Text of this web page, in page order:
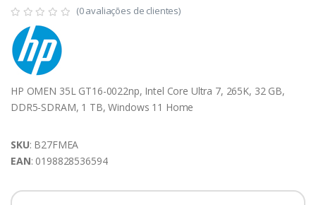
(0 avaliações de clientes)
HP OMEN 35L GT16-0022np, Intel Core Ultra 7, 265K, 32 GB,
DDR5-SDRAM, 1 TB, Windows 11 Home
SKU: B27FMEA
EAN: 0198828536594